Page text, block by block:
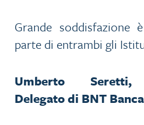
Grande soddisfazione
parte di entrambi gli
Umberto Seretti,
Delegato di BNT